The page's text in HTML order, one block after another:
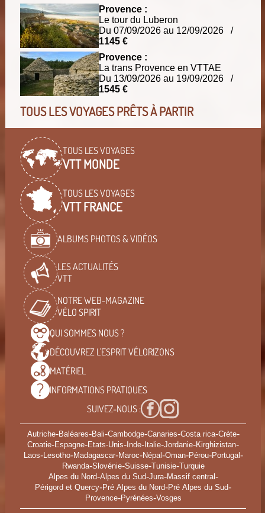
Provence :
Le tour du Luberon
Du 07/09/2026 au 12/09/2026 /
1145 €
Provence :
La trans Provence en VTTAE
Du 13/09/2026 au 19/09/2026 /
1545 €
TOUS LES VOYAGES PRÊTS À PARTIR
TOUS LES VOYAGES
VTT MONDE
TOUS LES VOYAGES
VTT FRANCE
ALBUMS PHOTOS & VIDÉOS
LES ACTUALITÉS
VTT
NOTRE WEB-MAGAZINE
VÉLO SPIRIT
QUI SOMMES NOUS ?
DÉCOUVREZ L'ESPRITVÉLORIZONS
MATÉRIEL
INFORMATIONS PRATIQUES
SUIVEZ-NOUS :
Autriche-Baléares-Bali-Cambodge-Canaries-Costa rica-Crète-
Croatie-Espagne-Etats-Unis- Inde- Italie-Jordanie-Kirghizistan-
Laos-Lesotho-Madagascar-Maroc-Népal-Oman-Pérou-Portugal-
Rwanda-Slovénie-Suisse-Tunisie-Turquie
Alpes du Nord-Alpes du Sud-Jura-Massif central-
Périgord et Quercy-Pré Alpes du Nord-Pré Alpes du Sud-
Provence-Pyrénées-Vosges